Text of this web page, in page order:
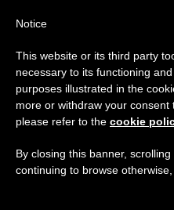
TAG
Posts
Notice
This website or its third party
necessary to its functioning
purposes illustrated in the
more or withdraw your consent
please refer to the cookie
By closing this banner,
continuing to browse